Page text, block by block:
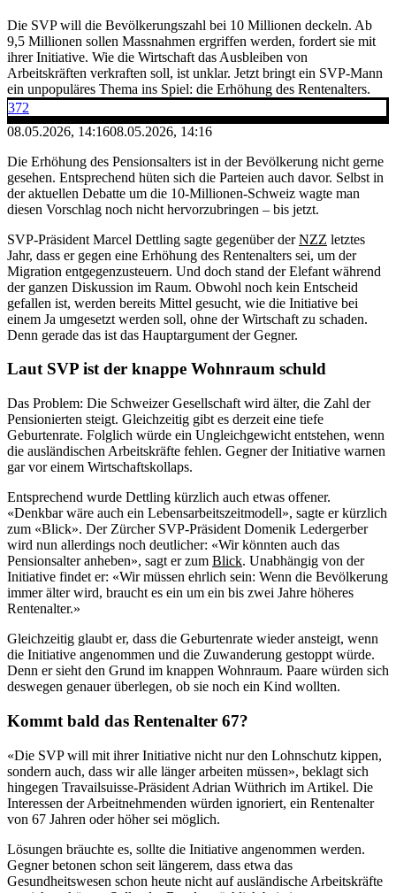
Die SVP will die Bevölkerungszahl bei 10 Millionen deckeln. Ab
9,5 Millionen sollen Massnahmen ergriffen werden, fordert sie mit
ihrer Initiative. Wie die Wirtschaft das Ausbleiben von
Arbeitskräften verkraften soll, ist unklar. Jetzt bringt ein SVP-Mann
ein unpopuläres Thema ins Spiel: die Erhöhung des Rentenalters.
372
08.05.2026, 14:1608.05.2026, 14:16
Die Erhöhung des Pensionsalters ist in der Bevölkerung nicht gerne
gesehen. Entsprechend hüten sich die Parteien auch davor. Selbst in
der aktuellen Debatte um die 10-Millionen-Schweiz wagte man
diesen Vorschlag noch nicht hervorzubringen – bis jetzt.
SVP-Präsident Marcel Dettling sagte gegenüber derNZZ letztes
Jahr, dass er gegen eine Erhöhung des Rentenalters sei, um der
Migration entgegenzusteuern. Und doch stand der Elefant während
der ganzen Diskussion im Raum. Obwohl noch kein Entscheid
gefallen ist, werden bereits Mittel gesucht, wie die Initiative bei
einem Ja umgesetzt werden soll, ohne der Wirtschaft zu schaden.
Denn gerade das ist das Hauptargument der Gegner.
Laut SVP ist der knappe Wohnraum schuld
Das Problem: Die Schweizer Gesellschaft wird älter, die Zahl der
Pensionierten steigt. Gleichzeitig gibt es derzeit eine tiefe
Geburtenrate. Folglich würde ein Ungleichgewicht entstehen, wenn
die ausländischen Arbeitskräfte fehlen. Gegner der Initiative warnen
gar vor einem Wirtschaftskollaps.
Entsprechend wurde Dettling kürzlich auch etwas offener.
«Denkbar wäre auch ein Lebensarbeitszeitmodell», sagte er kürzlich
zum «Blick». Der Zürcher SVP-Präsident Domenik Ledergerber
wird nun allerdings noch deutlicher: «Wir könnten auch das
Pensionsalter anheben», sagt er zum Blick. Unabhängig von der
Initiative findet er: «Wir müssen ehrlich sein: Wenn die Bevölkerung
immer älter wird, braucht es ein um ein bis zwei Jahre höheres
Rentenalter.»
Gleichzeitig glaubt er, dass die Geburtenrate wieder ansteigt, wenn
die Initiative angenommen und die Zuwanderung gestoppt würde.
Denn er sieht den Grund im knappen Wohnraum. Paare würden sich
deswegen genauer überlegen, ob sie noch ein Kind wollten.
Kommt bald das Rentenalter 67?
«Die SVP will mit ihrer Initiative nicht nur den Lohnschutz kippen,
sondern auch, dass wir alle länger arbeiten müssen», beklagt sich
hingegen Travailsuisse-Präsident Adrian Wüthrich im Artikel. Die
Interessen der Arbeitnehmenden würden ignoriert, ein Rentenalter
von 67 Jahren oder höher sei möglich.
Lösungen bräuchte es, sollte die Initiative angenommen werden.
Gegner betonen schon seit längerem, dass etwa das
Gesundheitswesen schon heute nicht auf ausländische Arbeitskräfte